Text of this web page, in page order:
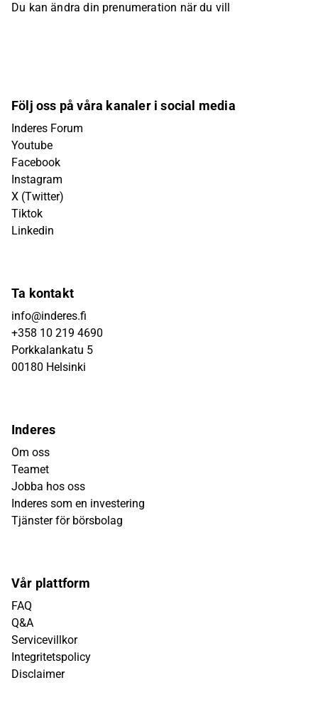
Du kan ändra din prenumeration när du vill
Följ oss på våra kanaler i social media
Inderes Forum
Youtube
Facebook
Instagram
X (Twitter)
Tiktok
Linkedin
Ta kontakt
info@inderes.fi
+358 10 219 4690
Porkkalankatu 5
00180 Helsinki
Inderes
Om oss
Teamet
Jobba hos oss
Inderes som en investering
Tjänster för börsbolag
Vår plattform
FAQ
Q&A
Servicevillkor
Integritetspolicy
Disclaimer